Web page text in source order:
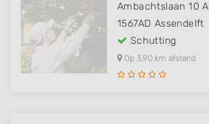
Ambachtslaan 10 A
1567AD Assendelft
Schutting
Op 3,90 km afstand